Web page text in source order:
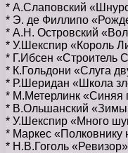
* А.Слаповский
* Э. де Филлипо
* А.Н. Островский
* У.Шекспир «Король
* Г.Ибсен «Строитель
* К.Гольдони «Слуга
* Р.Шеридан «Школа
* М.Метерлинк «Синяя
* В.Ольшанский «Зимы
* У.Шекспир «Много
* Маркес «Полковнику
* Н.В.Гоголь